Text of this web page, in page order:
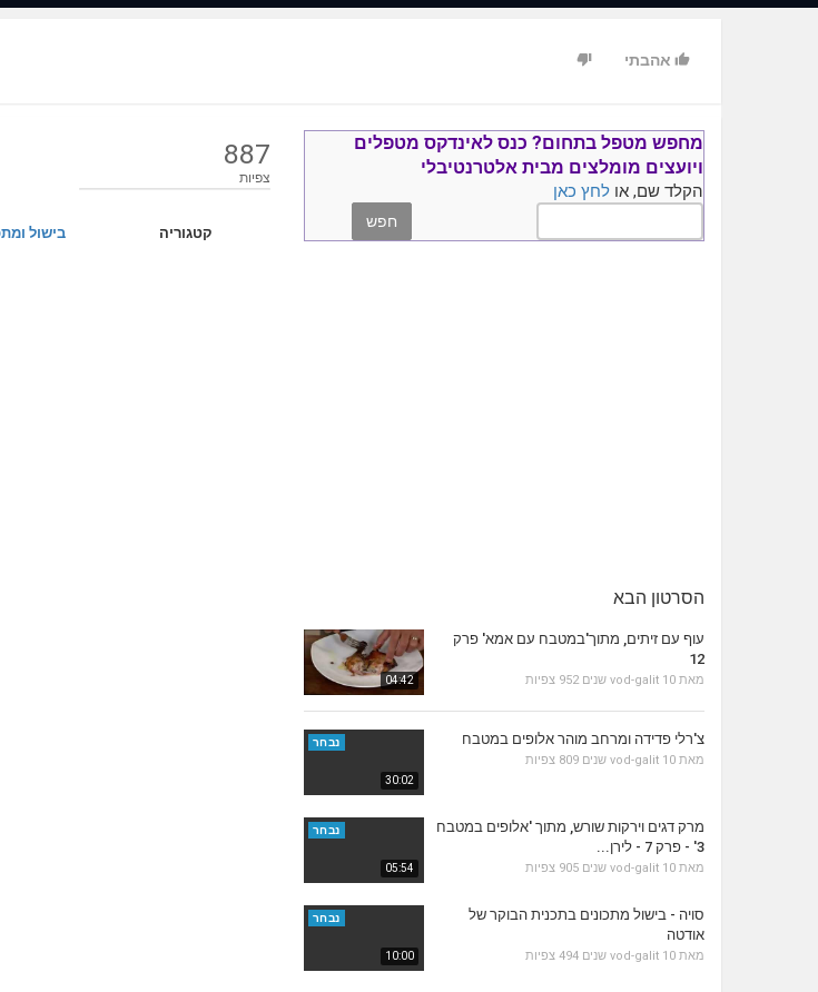
אהבתי
887
צפיות
קטגוריה בישול
מחפש מטפל בתחום? כנס לאינדקס מטפלים
ויועצים מומלצים מבית אלטרנטיבלי
הקלד שם, או לחץ כאן
הסרטון הבא
04:42
עוף עם זיתים, מתוך'במטבח עם אמא' פרק
12
מאת vod-galit 10 שנים 952 צפיות
30:02
נבחר צ'רלי פדידה ומרחב מוהר אלופים במטבח
מאת vod-galit 10 שנים 809 צפיות
05:54
נבחר
מרק דגים וירקות שורש, מתוך 'אלופים במטבח
3' - פרק 7 - לירן...
מאת vod-galit 10 שנים 905 צפיות
10:00
נבחר
סויה - בישול מתכונים בתכנית הבוקר של
אודטה
מאת vod-galit 10 שנים 494 צפיות